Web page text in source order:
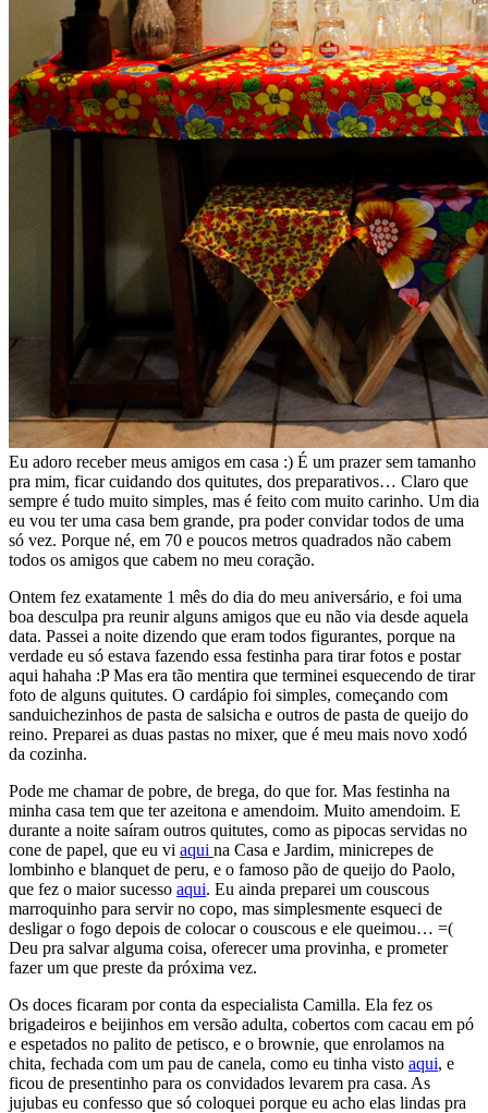
Eu adoro receber meus amigos em casa :) É um prazer sem tamanho
pra mim, ficar cuidando dos quitutes, dos preparativos… Claro que
sempre é tudo muito simples, mas é feito com muito carinho. Um dia
eu vou ter uma casa bem grande, pra poder convidar todos de uma
só vez. Porque né, em 70 e poucos metros quadrados não cabem
todos os amigos que cabem no meu coração.
Ontem fez exatamente 1 mês do dia do meu aniversário, e foi uma
boa desculpa pra reunir alguns amigos que eu não via desde aquela
data. Passei a noite dizendo que eram todos figurantes, porque na
verdade eu só estava fazendo essa festinha para tirar fotos e postar
aqui hahaha :P Mas era tão mentira que terminei esquecendo de tirar
foto de alguns quitutes. O cardápio foi simples, começando com
sanduichezinhos de pasta de salsicha e outros de pasta de queijo do
reino. Preparei as duas pastas no mixer, que é meu mais novo xodó
da cozinha.
Pode me chamar de pobre, de brega, do que for. Mas festinha na
minha casa tem que ter azeitona e amendoim. Muito amendoim. E
durante a noite saíram outros quitutes, como as pipocas servidas no
cone de papel, que eu vi aqui na Casa e Jardim, minicrepes de
lombinho e blanquet de peru, e o famoso pão de queijo do Paolo,
que fez o maior sucesso aqui. Eu ainda preparei um couscous
marroquinho para servir no copo, mas simplesmente esqueci de
desligar o fogo depois de colocar o couscous e ele queimou… =(
Deu pra salvar alguma coisa, oferecer uma provinha, e prometer
fazer um que preste da próxima vez.
Os doces ficaram por conta da especialista Camilla. Ela fez os
brigadeiros e beijinhos em versão adulta, cobertos com cacau em pó
e espetados no palito de petisco, e o brownie, que enrolamos na
chita, fechada com um pau de canela, como eu tinha visto aqui, e
ficou de presentinho para os convidados levarem pra casa. As
jujubas eu confesso que só coloquei porque eu acho elas lindas pra